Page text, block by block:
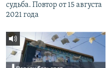
судьба. Повтор от 15 августа
2021 года